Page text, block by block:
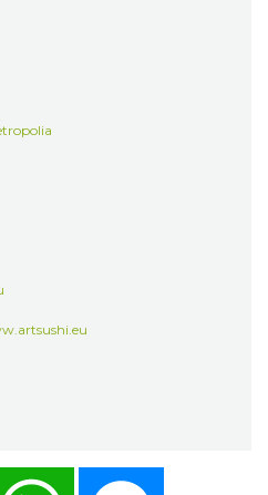
WhatsApp